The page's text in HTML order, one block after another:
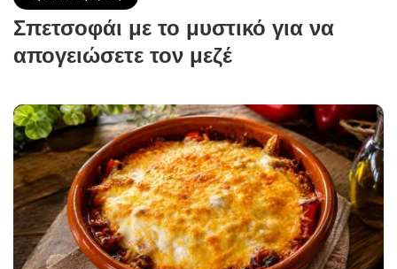
Σπετσοφάι με το μυστικό για να
απογειώσετε τον μεζέ